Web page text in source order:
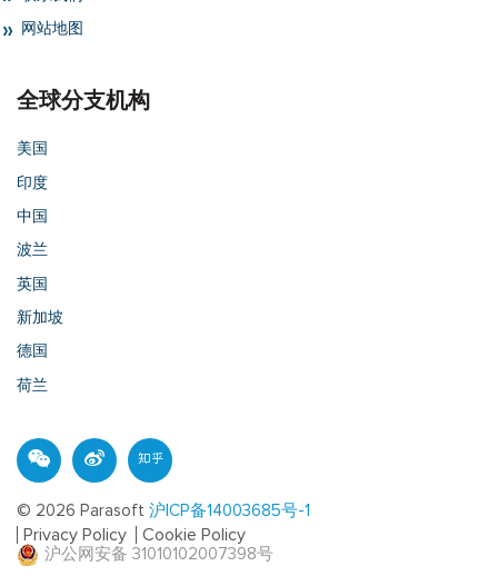
网站地图
全球分支机构
美国
印度
中国
波兰
英国
新加坡
德国
荷兰
© 2026 Parasoft 沪ICP备14003685号-1
Privacy Policy Cookie Policy
沪公网安备 31010102007398号